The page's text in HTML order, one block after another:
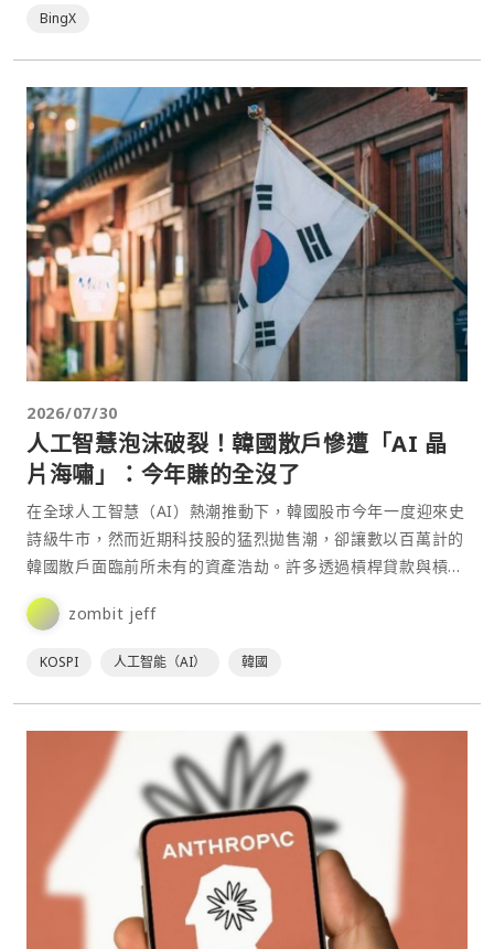
BingX
2026/07/30
人工智慧泡沫破裂！韓國散戶慘遭「AI 晶
片海嘯」：今年賺的全沒了
在全球人工智慧（AI）熱潮推動下，韓國股市今年一度迎來史
詩級牛市，然而近期科技股的猛烈拋售潮，卻讓數以百萬計的
韓國散戶面臨前所未有的資產浩劫。許多透過槓桿貸款與槓
桿⋯
zombit jeff
KOSPI 人工智能（AI） 韓國